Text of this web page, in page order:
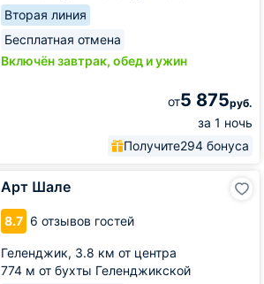
Вторая линия
Бесплатная отмена
Включён завтрак, обед и ужин
от5 875руб.
за 1 ночь
Получите294 бонуса
Арт Шале
8.7 6 отзывов гостей
Геленджик, 3.8 км от центра
774 м от бухты Геленджикской